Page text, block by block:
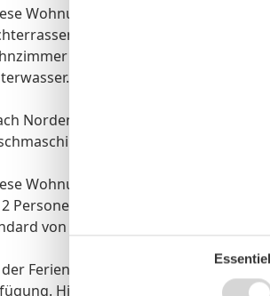
Wohnung verfügt über Wohn- und
Bodentiefe Fenster und
und der Küche einen
Norden hin liegen das
große Dusche
Wohnung wurde vom DTV
Personen klassifiziert. Bei einer
von 4-Sternen nicht mehr
der Ferienwohnung steht Ihnen
Hierbei handelt es sich um